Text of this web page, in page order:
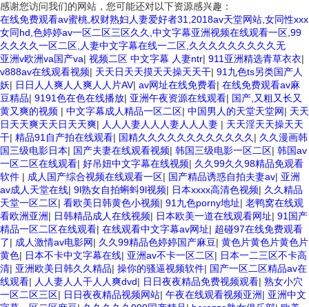
感谢您访问我们的网站，您可能还对以下资源感兴趣：
在线免费观看av蜜桃,权财熟妇人妻爱好者31,2018av天堂网站,女同性xxx
女同hd,色婷婷av一区二区三区久久,中文字幕亚洲视频在线观看一区,99
久久久久一区二区,人妻中文字幕在线一二区,久久久久久久久久久无
亚洲v欧洲va国产va| 视频二区 中文字幕 人妻ntr| 911亚洲精选青草衣衣|
v888av在线观看视频| 天天日天天摸天天操天天干| 91九色ts另类国产人
妖| 日日人人爽人人爽人人片AV| av网址在线免费看| 在线免费观看av麻
豆精品| 9191色在色在线播放| 亚洲午夜资源在线观看| 国产,又粗又长又
黄又爽的视频 | 中文字幕成人精品一区二区| 中国男人的天堂天堂网| 天天
日天天爽天天日天天爽| 人人人妻人人人妻人人人妻 | 天天淫天天操天天
干| 精品91自产拍在线观看| 国精久久久久久久久久久久久久| 久久漫画韩
国三级电影日本| 国产夫妻在线观看视频| 韩国三级电影一区二区| 韩国av
一区二区在线观看| 好吊妞中文字幕在线视频| 久久99久久98精品免观看
软件 | 成人国产综合视频在线观看一区| 国产精品诱惑自拍夫妻av| 亚洲
av成人天堂在线| 9l熟女自拍蝌蚪9l视频| 日本xxxx高清色视频| 久久精品
天堂一区二区| 看欧美日韩黄色小视频| 91九色porny地址| 老鸭窝在线观
看欧洲亚洲| 日韩精品成人在线视频| 日本欧美一道在线观看网址| 91国产
精品一区二区在线观看| 在线观看中文字幕av网址| 超碰97在线免费观看
了| 成人激情av电影网| 久久99精品色婷婷国产麻豆| 黄色片黄色片黄色片
黄色| 日本不卡中文字幕在线| 亚洲av不卡一区二区| 日本一二三区不卡高
清| 亚洲欧美日韩久久精品| 操你的骚逼视频软件| 国产一区二区精品av在
线观看| 人人妻人人干人人爽dvd| 日日夜夜精品免费视频观看| 熟女小穴
一区二区三区| 日日夜夜精品视频网站| 午夜在线观看视频亚洲| 亚洲中文